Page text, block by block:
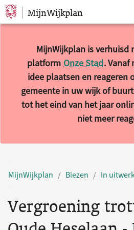
Sla navigatie over
MijnWijkplan
MijnWijkplan is verhuisd
platform Onze Stad.
idee plaatsen en reageren
gemeente in uw wijk of
tot het eind van het jaar
niet meer
MijnWijkplan Biezen In
Vergroening